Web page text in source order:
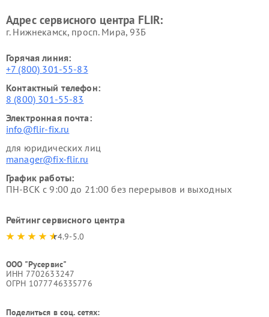
Адрес сервисного центра FLIR:
г. Нижнекамск, просп. Мира, 93Б
Горячая линия:
+7 (800) 301-55-83
Контактный телефон:
8 (800) 301-55-83
Электронная почта:
info@flir-fix.ru
для юридических лиц
manager@fix-flir.ru
График работы:
ПН-ВСК с 9:00 до 21:00 без перерывов и выходных
Рейтинг сервисного центра
4.9-5.0
ООО "Русервис"
ИНН 7702633247
ОГРН 1077746335776
Поделиться в соц. сетях: